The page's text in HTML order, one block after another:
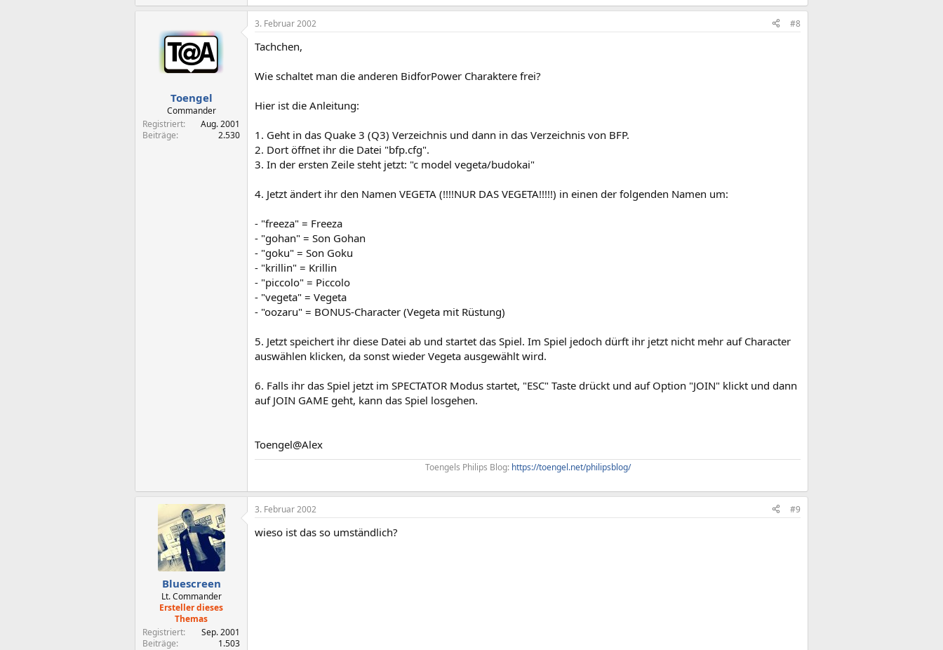
Toengel
Commander
Registriert
Aug. 2001
Beiträge
2.530
3. Februar 2002 #8
Tachchen,
Wie schaltet man die anderen BidforPower Charaktere frei?
Hier ist die Anleitung:
1. Geht in das Quake 3 (Q3) Verzeichnis und dann in das Verzeichnis von BFP.
2. Dort öffnet ihr die Datei "bfp.cfg".
3. In der ersten Zeile steht jetzt: "c model vegeta/budokai"
4. Jetzt ändert ihr den Namen VEGETA (!!!!NUR DAS VEGETA!!!!!) in einen der folgenden Namen um:
- "freeza" = Freeza
- "gohan" = Son Gohan
- "goku" = Son Goku
- "krillin" = Krillin
- "piccolo" = Piccolo
- "vegeta" = Vegeta
- "oozaru" = BONUS-Character (Vegeta mit Rüstung)
5. Jetzt speichert ihr diese Datei ab und startet das Spiel. Im Spiel jedoch dürft ihr jetzt nicht mehr auf Character
auswählen klicken, da sonst wieder Vegeta ausgewählt wird.
6. Falls ihr das Spiel jetzt im SPECTATOR Modus startet, "ESC" Taste drückt und auf Option "JOIN" klickt und dann
auf JOIN GAME geht, kann das Spiel losgehen.
Toengel@Alex
Toengels Philips Blog: https://toengel.net/philipsblog/
Bluescreen
Lt. Commander
Ersteller dieses
Themas
Registriert
Sep. 2001
Beiträge
1.503
3. Februar 2002 #9
wieso ist das so umständlich?